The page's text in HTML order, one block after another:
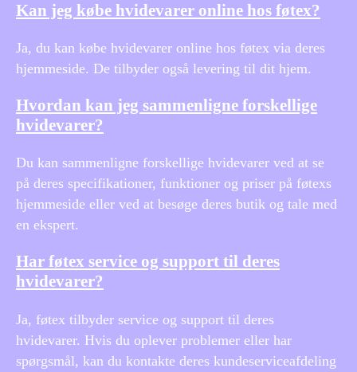
Kan jeg købe hvidevarer online hos føtex?
Ja, du kan købe hvidevarer online hos føtex via deres
hjemmeside. De tilbyder også levering til dit hjem.
Hvordan kan jeg sammenligne forskellige
hvidevarer?
Du kan sammenligne forskellige hvidevarer ved at se
på deres specifikationer, funktioner og priser på føtexs
hjemmeside eller ved at besøge deres butik og tale med
en ekspert.
Har føtex service og support til deres
hvidevarer?
Ja, føtex tilbyder service og support til deres
hvidevarer. Hvis du oplever problemer eller har
spørgsmål, kan du kontakte deres kundeserviceafdeling